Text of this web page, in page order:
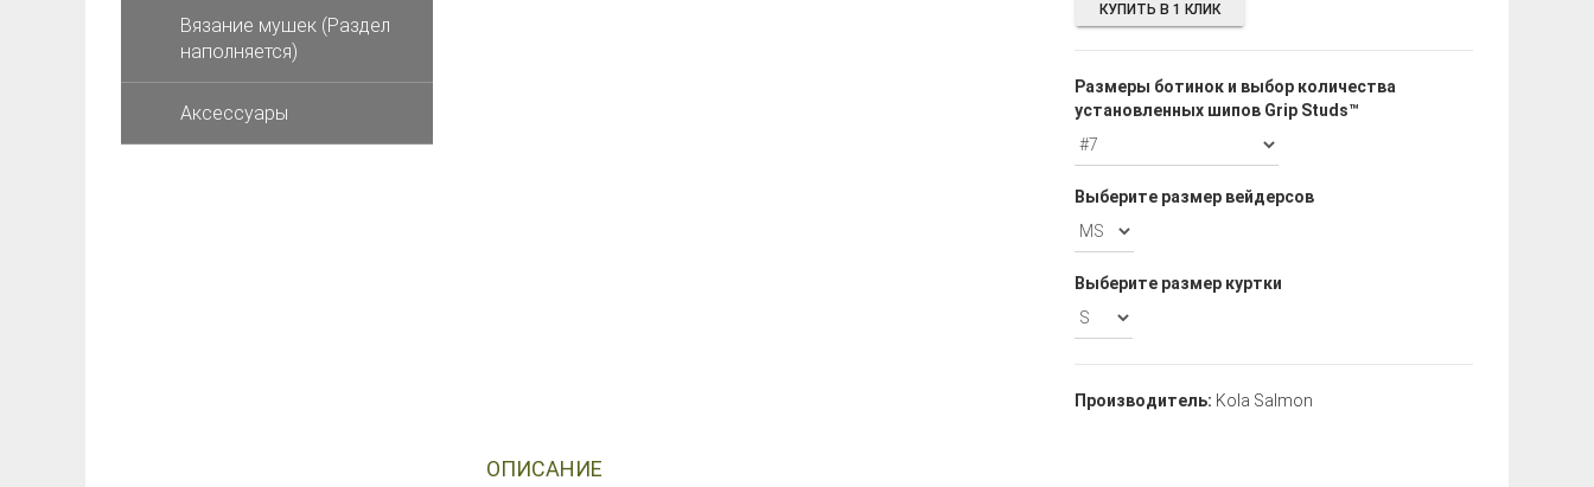
Размеры ботинок и выбор количества
установленных шипов Grip Studs™
Выберите размер вейдерсов
Выберите размер куртки
КУПИТЬ В 1 КЛИК
Производитель: Kola Salmon
ОПИСАНИЕ
Вязание мушек (Раздел
наполняется)
Аксессуары